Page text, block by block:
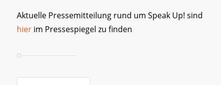
Aktuelle Pressemitteilung rund um Speak Up! sind
hierim Pressespiegel zu finden